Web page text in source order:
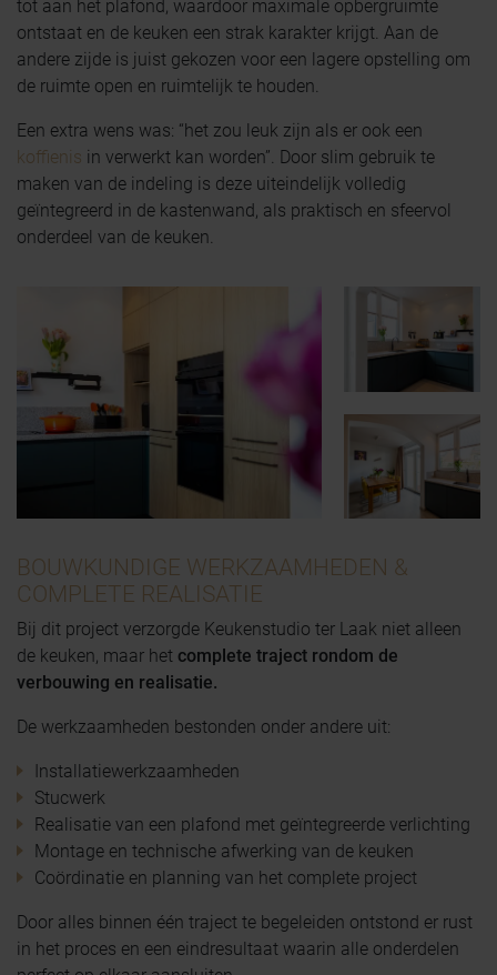
tot aan het plafond, waardoor maximale opbergruimte
ontstaat en de keuken een strak karakter krijgt. Aan de
andere zijde is juist gekozen voor een lagere opstelling om
de ruimte open en ruimtelijk te houden.
Een extra wens was: “het zou leuk zijn als er ook een
koffienis in verwerkt kan worden”. Door slim gebruik te
maken van de indeling is deze uiteindelijk volledig
geïntegreerd in de kastenwand, als praktisch en sfeervol
onderdeel van de keuken.
BOUWKUNDIGE WERKZAAMHEDEN &
COMPLETE REALISATIE
Bij dit project verzorgde Keukenstudio ter Laak niet alleen
de keuken, maar het complete traject rondom de
verbouwing en realisatie.
De werkzaamheden bestonden onder andere uit:
Installatiewerkzaamheden
Stucwerk
Realisatie van een plafond met geïntegreerde verlichting
Montage en technische afwerking van de keuken
Coördinatie en planning van het complete project
Door alles binnen één traject te begeleiden ontstond er rust
in het proces en een eindresultaat waarin alle onderdelen